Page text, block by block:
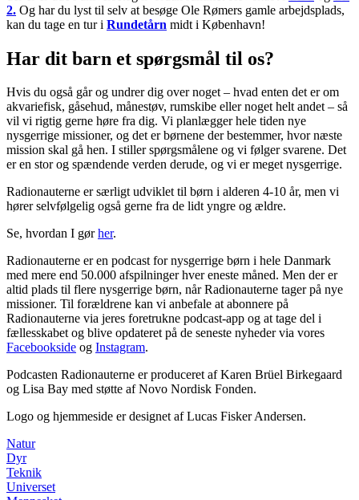
2. Og har du lyst til selv at besøge Ole Rømers gamle arbejdsplads,
kan du tage en tur i Rundetårn midt i København!
Har dit barn et spørgsmål til os?
Hvis du også går og undrer dig over noget – hvad enten det er om
akvariefisk, gåsehud, månestøv, rumskibe eller noget helt andet – så
vil vi rigtig gerne høre fra dig. Vi planlægger hele tiden nye
nysgerrige missioner, og det er børnene der bestemmer, hvor næste
mission skal gå hen. I stiller spørgsmålene og vi følger svarene. Det
er en stor og spændende verden derude, og vi er meget nysgerrige.
Radionauterne er særligt udviklet til børn i alderen 4-10 år, men vi
hører selvfølgelig også gerne fra de lidt yngre og ældre.
Se, hvordan I gørher.
Radionauterne er en podcast for nysgerrige børn i hele Danmark
med mere end 50.000 afspilninger hver eneste måned. Men der er
altid plads til flere nysgerrige børn, når Radionauterne tager på nye
missioner. Til forældrene kan vi anbefale at abonnere på
Radionauterne via jeres foretrukne podcast-app og at tage del i
fællesskabet og blive opdateret på de seneste nyheder via vores
Facebookside og Instagram.
Podcasten Radionauterne er produceret af Karen Brüel Birkegaard
og Lisa Bay med støtte af Novo Nordisk Fonden.
Logo og hjemmeside er designet af Lucas Fisker Andersen.
Natur
Dyr
Teknik
Universet